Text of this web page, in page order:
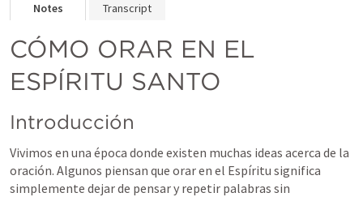
Notes Transcript
CÓMO ORAR EN EL
ESPÍRITU SANTO
Introducción
Vivimos en una época donde existen muchas ideas acerca de la
oración. Algunos piensan que orar en el Espíritu significa
simplemente dejar de pensar y repetir palabras sin